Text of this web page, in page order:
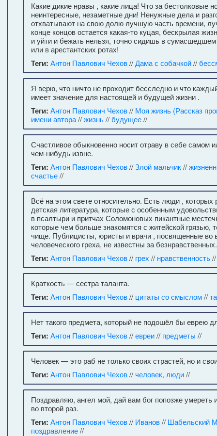
Какие дикие нравы , какие лица! Что за бестолковые
неинтересные, незаметные дни! Ненужные дела и
отхватывают на свою долю лучшую часть времени,
конце концов остается какая-то куцая, бескрылая
и уйти и бежать нельзя, точно сидишь в
или в арестантских ротах!
Теги: Антон Павлович Чехов//Дама с собачкой//
Я верю, что ничто не проходит бесследно и что
имеет значение для настоящей и будущей жизни .
Теги: Антон Павлович Чехов// Моя жизнь (Рассказ
имени автора//жизнь//будущее//
Счастливое обыкновенно носит отраву в себе самом
чем-нибудь извне.
Теги: Антон Павлович Чехов//Злой мальчик//
счастье//
Всё на этом свете относительно. Есть люди , которых
детская литература, которые с особенным
в псалтыри и притчах Соломоновых пикантные
которые чем больше знакомятся с житейской грязью,
чище. Публицисты, юристы и врачи , посвященные во
человеческого греха, не известны за безнравственных.
Теги: Антон Павлович Чехов// грех // нравственность//
Краткость — сестра таланта.
Теги: Антон Павлович Чехов// цитаты со смыслом//
Нет такого предмета, который не подошёл бы еврею
Теги: Антон Павлович Чехов//евреи// предметы //
Человек — это раб не только своих страстей, но и
Теги: Антон Павлович Чехов//человек, люди//
Поздравляю, ангел мой, дай вам бог попозже умереть
во второй раз.
Теги: Антон Павлович Чехов// Иванов// Шабельский
поздравление//